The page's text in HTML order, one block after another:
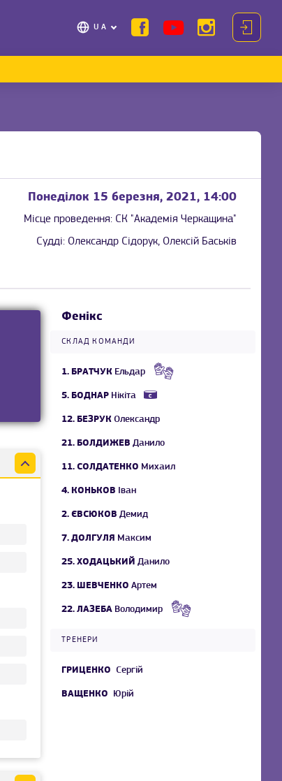
UA
Понеділок 15 березня, 2021, 14:00
Місце проведення: СК "Академія Черкащина"
Судді: Олександр Сідорук, Олексій Баськів
Фенікс
СКЛАД КОМАНДИ
1. БРАТЧУК Ельдар
5. БОДНАР Нікіта
12. БЕЗРУК Олександр
21. БОЛДИЖЕВ Данило
11. СОЛДАТЕНКО Михаил
4. КОНЬКОВ Іван
2. ЄВСЮКОВ Демид
7. ДОЛГУЛЯ Максим
25. ХОДАЦЬКИЙ Данило
23. ШЕВЧЕНКО Артем
22. ЛАЗЕБА Володимир
ТРЕНЕРИ
ГРИЦЕНКО Сергій
ВАЩЕНКО Юрій